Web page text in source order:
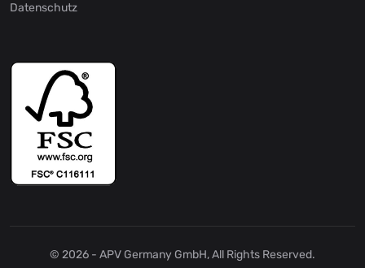
Datenschutz
© 2026 - APV Germany GmbH, All Rights Reserved.